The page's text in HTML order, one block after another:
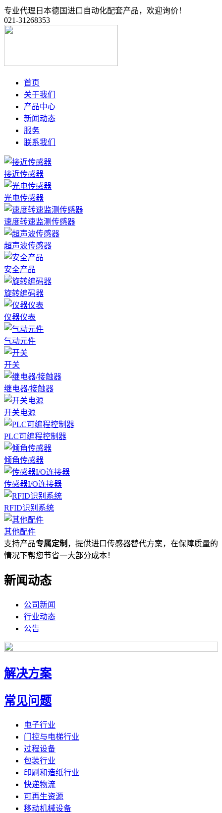
专业代理日本德国进口自动化配套产品，欢迎询价！
021-31268353
首页
关于我们
产品中心
新闻动态
服务
联系我们
接近传感器
光电传感器
速度转速监测传感器
超声波传感器
安全产品
旋转编码器
仪器仪表
气动元件
开关
继电器/接触器
开关电源
PLC可编程控制器
倾角传感器
传感器I/O连接器
RFID识别系统
其他配件
支持产品专属定制 ，提供进口传感器替代方案，在保障质量的
情况下帮您节省一大部分成本！
新闻动态
公司新闻
行业动态
公告
解决方案
常见问题
电子行业
门控与电梯行业
过程设备
包装行业
印刷和造纸行业
快递物流
可再生资源
移动机械设备